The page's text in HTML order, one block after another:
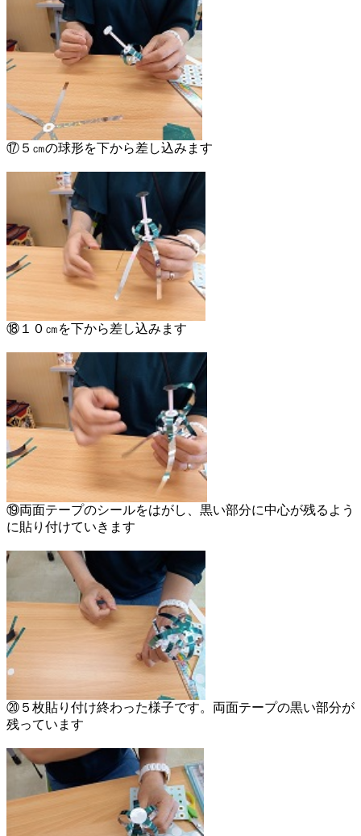
⑰５㎝の球形を下から差し込みます
⑱１０㎝を下から差し込みます
⑲両面テープのシールをはがし、黒い部分に中心が残るよう
に貼り付けていきます
⑳５枚貼り付け終わった様子です。両面テープの黒い部分が
残っています